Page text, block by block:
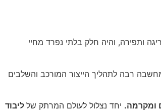
ותפירה, והיה חלק בלתי נפרד מחיי
רבה לתהליך הייצור המורכב והשלבים
ומקרמה. יחד נצלול לעולם המרתק של ליבוד